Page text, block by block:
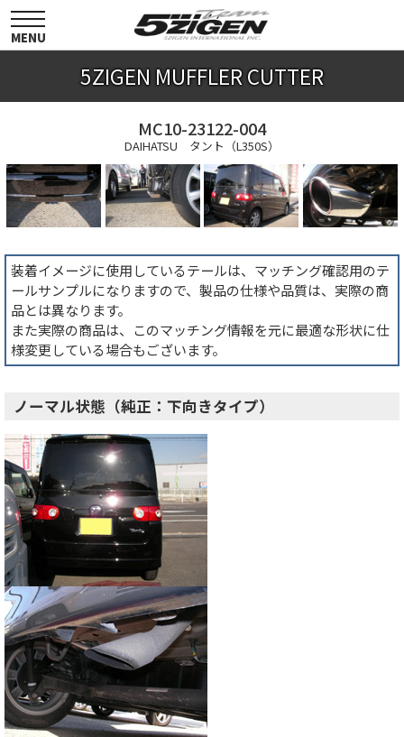
toggle
navigation
MENU
5ZIGEN MUFFLER CUTTER
MC10-23122-004
DAIHATSU タント（L350S）
装着イメージに使用しているテールは、マッチング確認用のテ
ールサンプルになりますので、製品の仕様や品質は、実際の商
品とは異なります。
また実際の商品は、このマッチング情報を元に最適な形状に仕
様変更している場合もございます。
ノーマル状態（純正：下向きタイプ）